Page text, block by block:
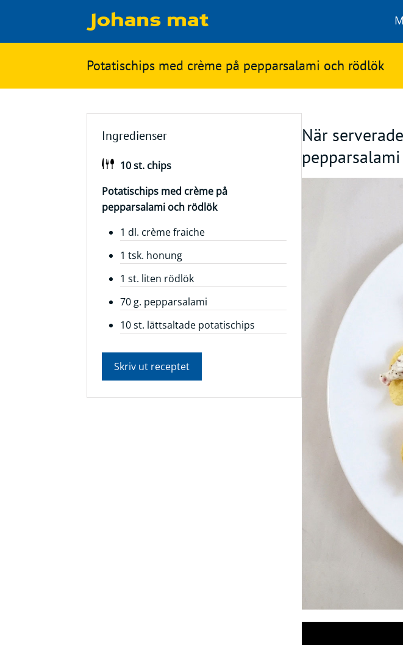
Matbloggen
Innertemperaturer
Ingredienser
på
Potatischips med crème på pepparsalami och rödlök
Ingredienser
10 st. chips
Potatischips med crème på
pepparsalami och rödlök
1 dl. crème fraiche
1 tsk. honung
1 st. liten rödlök
70 g. pepparsalami
10 st. lättsaltade potatischips
Skriv ut receptet
När